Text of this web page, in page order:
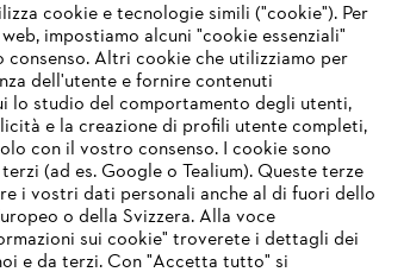
Catalogo
Informazioni per i fornitori
Sistema di denuncia STIHL
cookie e tecnologie simili ("cookie"). Per
impostiamo alcuni "cookie essenziali"
consenso. Altri cookie che utilizziamo per
dell'utente e fornire contenuti
lo studio del comportamento degli utenti,
e la creazione di profili utente completi,
con il vostro consenso. I cookie sono
(ad es. Google o Tealium). Queste terze
i vostri dati personali anche al di fuori dello
o della Svizzera. Alla voce
sui cookie" troverete i dettagli dei
e da terzi. Con "Accetta tutto" si